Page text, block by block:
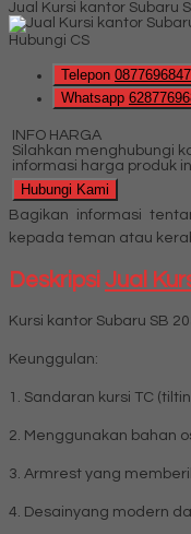
Jual Kursi kantor Subaru
Hubungi CS
Telepon
Whatsapp
INFO HARGA
Silahkan menghubungi
informasi harga produk
Hubungi Kami
Bagikan informasi
kepada teman atau
DeskripsiJual
Kursi kantor Subaru SB
Keunggulan:
1. Sandaran kursi TC
2. Menggunakan bahan
3. Armrest yang
4. Desainyang modern